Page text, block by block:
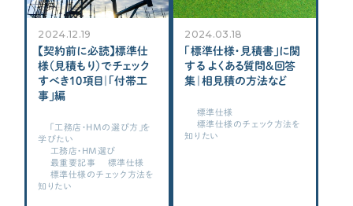
2024.12.19
【契約前に必読】標準仕
様（見積もり）でチェック
すべき10項目｜「付帯工
事」編
「工務店・HMの選び方」を
学びたい
工務店・HM選び
最重要記事
標準仕様
標準仕様のチェック方法を
知りたい
2024.03.18
「標準仕様・見積書」に関
する よくある質問＆回答
集｜相見積の方法など
標準仕様
標準仕様のチェック方法を
知りたい